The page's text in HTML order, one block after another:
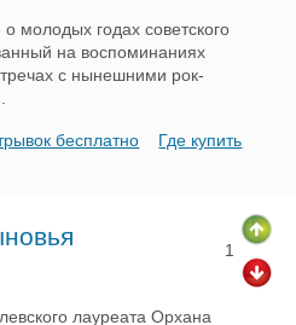
молодых годах советского
на воспоминаниях
с нынешними рок-
бесплатно Где купить
1
лауреата Орхана